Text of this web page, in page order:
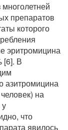
препаратов
которого
эритромицина
[6]. В
азитромицина
на
что
явилось